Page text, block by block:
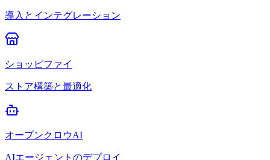
導入とインテグレーション
ショッピファイ
ストア構築と最適化
オープンクロウAI
AIエージェントのデプロイ